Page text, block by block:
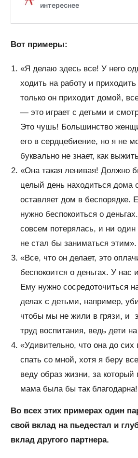
Вот примеры:
«Я делаю здесь все! У него
ходить на работу и
только он приходит домой,
— это играет с детьми и
Это чушь! Большинство
его в сердцебиение, но я не
буквально не знает, как
«Она такая ленивая! Должно
целый день находиться дома
оставляет дом в беспорядке.
нужно беспокоиться о
совсем потерялась, и ни
не стал бы заниматься
«Все, что он делает, это
беспокоится о деньгах. У нас
Ему нужно сосредоточиться
делах с детьми, например,
чтобы мы не жили в грязи, и
труд воспитания, ведь дети
«Удивительно, что она до сих
спать со мной, хотя я беру
веду образ жизни, за который
мама была бы так
Во всех этих примерах один
свой вклад на пьедестал и
вклад другого партнера.